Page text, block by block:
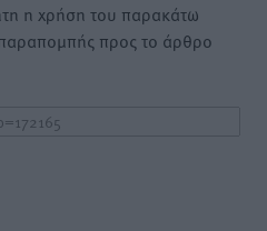
η χρήση του παρακάτω
προς το άρθρο